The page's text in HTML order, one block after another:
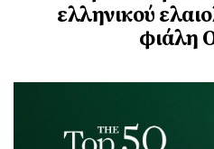
ελληνικού
φιάλη